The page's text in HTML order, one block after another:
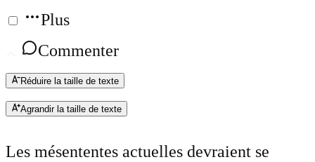
Plus
Commenter
Réduire la taille de texte
Agrandir la taille de texte
Les mésententes actuelles devraient se